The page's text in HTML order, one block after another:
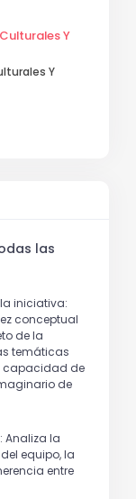
Y
Y
las
iniciativa:
conceptual
de la
temáticas
capacidad de
de
Analiza la
equipo, la
entre